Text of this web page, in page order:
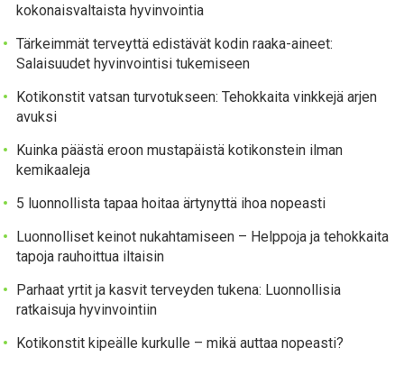
kokonaisvaltaista hyvinvointia
Tärkeimmät terveyttä edistävät kodin raaka-aineet:
Salaisuudet hyvinvointisi tukemiseen
Kotikonstit vatsan turvotukseen: Tehokkaita vinkkejä arjen
avuksi
Kuinka päästä eroon mustapäistä kotikonstein ilman
kemikaaleja
5 luonnollista tapaa hoitaa ärtynyttä ihoa nopeasti
Luonnolliset keinot nukahtamiseen – Helppoja ja tehokkaita
tapoja rauhoittua iltaisin
Parhaat yrtit ja kasvit terveyden tukena: Luonnollisia
ratkaisuja hyvinvointiin
Kotikonstit kipeälle kurkulle – mikä auttaa nopeasti?